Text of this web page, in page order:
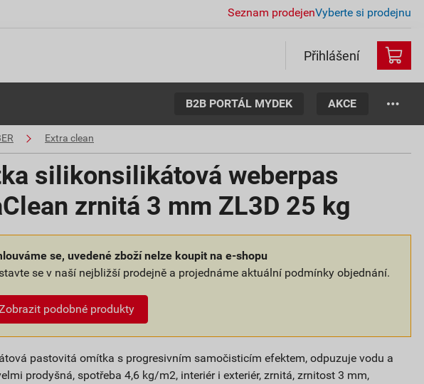
Seznam prodejenVyberte si prodejnu
Přihlášení
B2B PORTÁL MYDEK AKCE
Extra clean
silikonsilikátová weberpas
zrnitá 3 mm ZL3D 25 kg
se, uvedené zboží nelze koupit na e-shopu
se v naší nejbližší prodejně a projednáme aktuální podmínky objednání.
podobné produkty
pastovitá omítka s progresivním samočisticím efektem, odpuzuje vodu a
prodyšná, spotřeba 4,6 kg/m2, interiér i exteriér, zrnitá, zrnitost 3 mm,